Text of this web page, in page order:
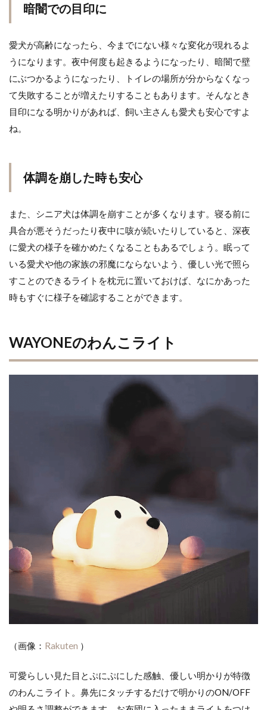
暗闇での目印に
愛犬が高齢になったら、今までにない様々な変化が現れるよ
うになります。夜中何度も起きるようになったり、暗闇で壁
にぶつかるようになったり、トイレの場所が分からなくなっ
て失敗することが増えたりすることもあります。そんなとき
目印になる明かりがあれば、飼い主さんも愛犬も安心ですよ
ね。
体調を崩した時も安心
また、シニア犬は体調を崩すことが多くなります。寝る前に
具合が悪そうだったり夜中に咳が続いたりしていると、深夜
に愛犬の様子を確かめたくなることもあるでしょう。眠って
いる愛犬や他の家族の邪魔にならないよう、優しい光で照ら
すことのできるライトを枕元に置いておけば、なにかあった
時もすぐに様子を確認することができます。
WAYONEのわんこライト
（画像： Rakuten ）
可愛らしい見た目とぷにぷにした感触、優しい明かりが特徴
のわんこライト。鼻先にタッチするだけで明かりのON/OFF